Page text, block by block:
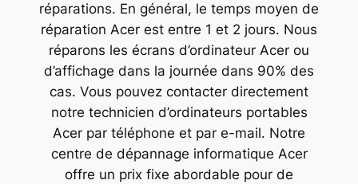
réparations. En général, le temps moyen de
réparation Acer est entre 1 et 2 jours. Nous
réparons les écrans d’ordinateur Acer ou
d’affichage dans la journée dans 90% des
cas. Vous pouvez contacter directement
notre technicien d’ordinateurs portables
Acer par téléphone et par e-mail. Notre
centre de dépannage informatique Acer
offre un prix fixe abordable pour de